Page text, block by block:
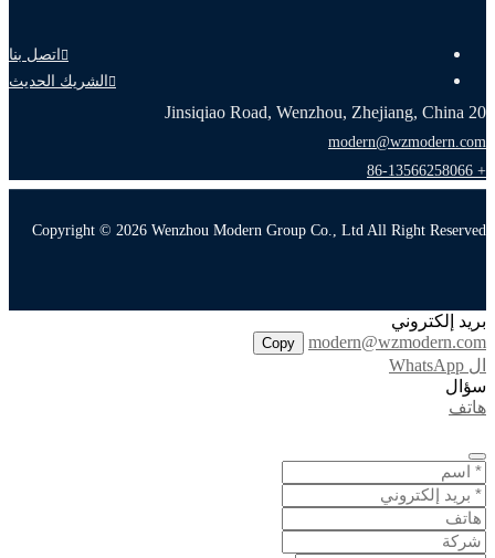
اتصل بنا
الشريك الحديث
20 Jinsiqiao Road, Wenzhou, Zhejiang, China
modern@wzmodern.com
+ 86-13566258066
Copyright © 2026 Wenzhou Modern Group Co., Ltd All Right Reserved
بريد إلكتروني
modern@wzmodern.com
Copy
ال WhatsApp
سؤال
هاتف